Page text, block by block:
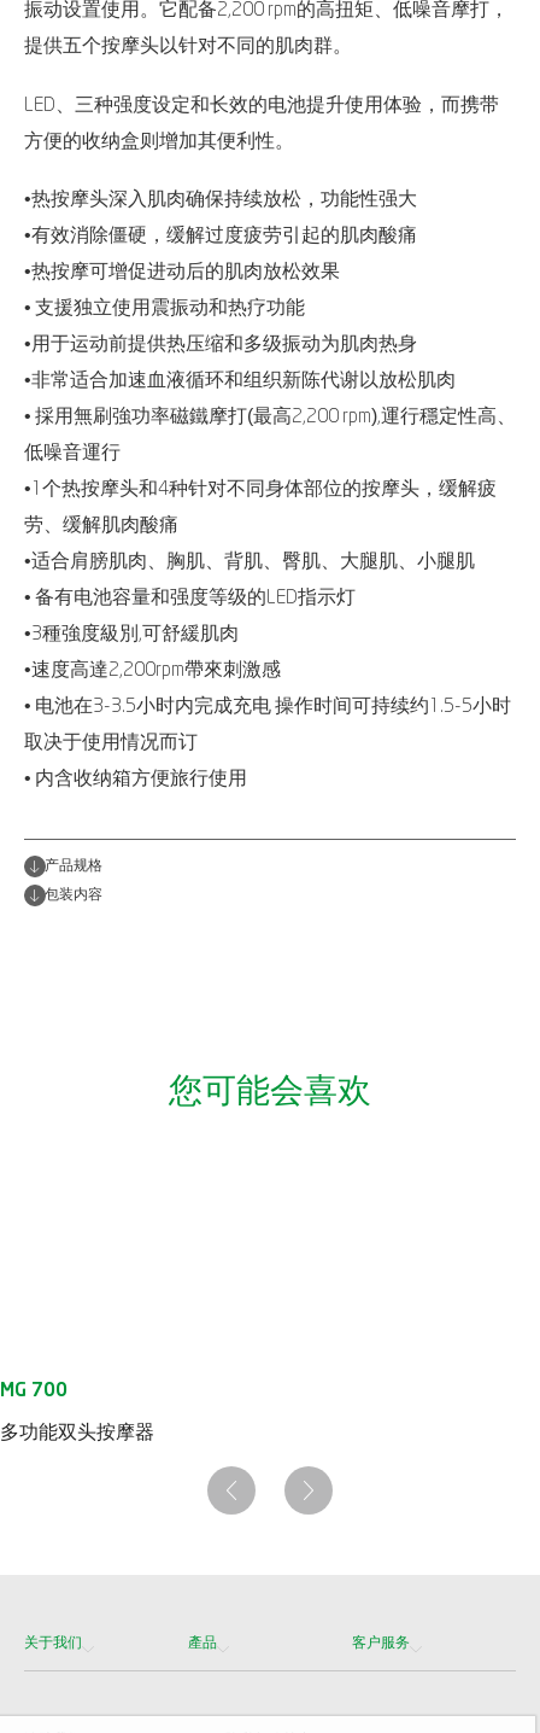
振动设置使用。它配备2,200 rpm的高扭矩、低噪音摩打，
提供五个按摩头以针对不同的肌肉群。
LED、三种强度设定和长效的电池提升使用体验，而携带
方便的收纳盒则增加其便利性。
•热按摩头深入肌肉确保持续放松，功能性强大
•有效消除僵硬，缓解过度疲劳引起的肌肉酸痛
•热按摩可增促进动后的肌肉放松效果
• 支援独立使用震振动和热疗功能
•用于运动前提供热压缩和多级振动为肌肉热身
•非常适合加速血液循环和组织新陈代谢以放松肌肉
• 採用無刷強功率磁鐵摩打(最高2,200 rpm),運行穩定性高、
低噪音運行
•1个热按摩头和4种针对不同身体部位的按摩头，缓解疲
劳、缓解肌肉酸痛
•适合肩膀肌肉、胸肌、背肌、臀肌、大腿肌、小腿肌
• 备有电池容量和强度等级的LED指示灯
•3種強度級別,可舒緩肌肉
•速度高達2,200rpm帶來刺激感
• 电池在3-3.5小时内完成充电 操作时间可持续约1.5-5小时
取决于使用情况而订
• 内含收纳箱方便旅行使用
产品规格
包装内容
您可能会喜欢
多功能双头按摩器
关于我们 產品 客户服务